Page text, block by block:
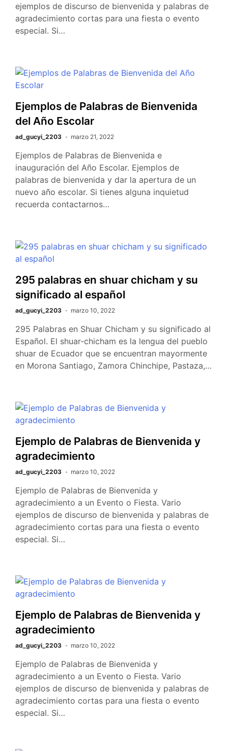
ejemplos de discurso de bienvenida y palabras de
agradecimiento cortas para una fiesta o evento
especial. Si…
Ejemplos de Palabras de Bienvenida
del Año Escolar
ad_gucyi_2203 marzo 21, 2022
Ejemplos de Palabras de Bienvenida e
inauguración del Año Escolar. Ejemplos de
palabras de bienvenida y dar la apertura de un
nuevo año escolar. Si tienes alguna inquietud
recuerda contactarnos…
295 palabras en shuar chicham y su
significado al español
ad_gucyi_2203 marzo 10, 2022
295 Palabras en Shuar Chicham y su significado al
Español. El shuar-chicham es la lengua del pueblo
shuar de Ecuador que se encuentran mayormente
en Morona Santiago, Zamora Chinchipe, Pastaza,…
Ejemplo de Palabras de Bienvenida y
agradecimiento
ad_gucyi_2203 marzo 10, 2022
Ejemplo de Palabras de Bienvenida y
agradecimiento a un Evento o Fiesta. Vario
ejemplos de discurso de bienvenida y palabras de
agradecimiento cortas para una fiesta o evento
especial. Si…
Ejemplo de Palabras de Bienvenida y
agradecimiento
ad_gucyi_2203 marzo 10, 2022
Ejemplo de Palabras de Bienvenida y
agradecimiento a un Evento o Fiesta. Vario
ejemplos de discurso de bienvenida y palabras de
agradecimiento cortas para una fiesta o evento
especial. Si…